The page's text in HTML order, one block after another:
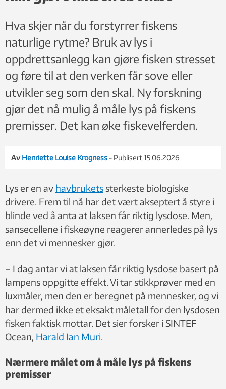
Hva skjer når du forstyrrer fiskens
naturlige rytme? Bruk av lys i
oppdrettsanlegg kan gjøre fisken stresset
og føre til at den verken får sove eller
utvikler seg som den skal. Ny forskning
gjør det nå mulig å måle lys på fiskens
premisser. Det kan øke fiskevelferden.
Av Henriette Louise Krogness - Publisert 15.06.2026
Lys er en av havbrukets sterkeste biologiske
drivere. Frem til nå har det vært akseptert å styre i
blinde ved å anta at laksen får riktig lysdose. Men,
sansecellene i fiskeøyne reagerer annerledes på lys
enn det vi mennesker gjør.
– I dag antar vi at laksen får riktig lysdose basert på
lampens oppgitte effekt. Vi tar stikkprøver med en
luxmåler, men den er beregnet på mennesker, og vi
har dermed ikke et eksakt måletall for den lysdosen
fisken faktisk mottar. Det sier forsker i SINTEF
Ocean, Harald Ian Muri.
Nærmere målet om å måle lys på fiskens
premisser